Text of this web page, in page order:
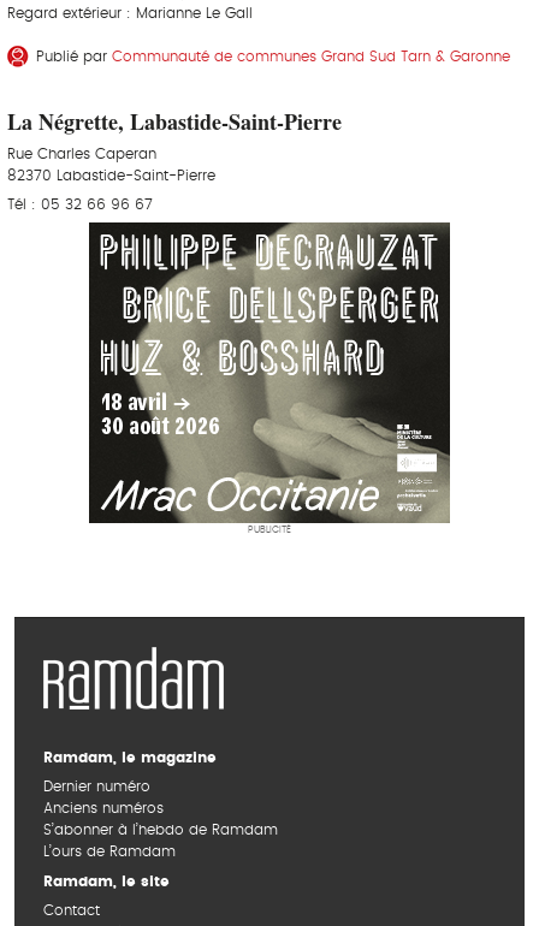
Regard extérieur : Marianne Le Gall
Publié par Communauté de communes Grand Sud Tarn & Garonne
La Négrette, Labastide-Saint-Pierre
Rue Charles Caperan
82370 Labastide-Saint-Pierre
Tél : 05 32 66 96 67
PUBLICITÉ
Ramdam, le magazine
Dernier numéro
Anciens numéros
S’abonner à l’hebdo de Ramdam
L’ours de Ramdam
Ramdam, le site
Contact